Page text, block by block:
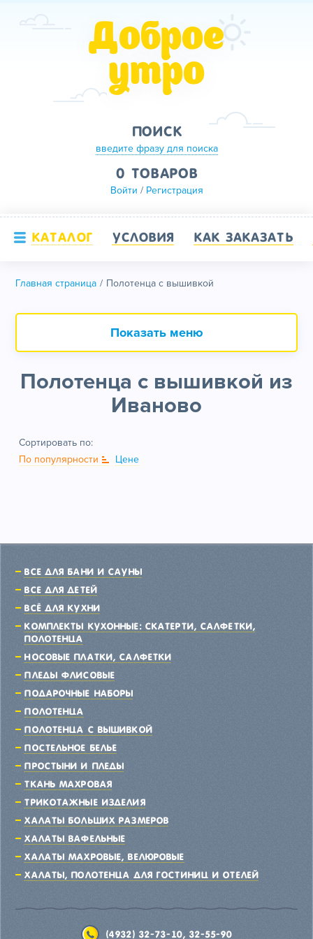
Доброе
утро
ПОИСК
введите фразу для поиска
0 ТОВАРОВ
Войти / Регистрация
КАТАЛОГ УСЛОВИЯ КАК ЗАКАЗАТЬ
Главная страница Полотенца с вышивкой
Показать меню
Полотенца с вышивкой из
Иваново
Сортировать по:
По популярности
Цене
Все для бани и сауны
Все для детей
Всё для кухни
Комплекты кухонные: скатерти, салфетки,
полотенца
Носовые платки, салфетки
Пледы флисовые
Подарочные наборы
Полотенца
Полотенца с вышивкой
Постельное белье
Простыни и пледы
Ткань махровая
Трикотажные изделия
Халаты больших размеров
Халаты вафельные
Халаты махровые, велюровые
Халаты, полотенца для гостиниц и отелей
(4932) 32-73-10, 32-55-90